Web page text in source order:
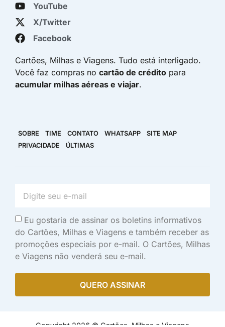
YouTube
X/Twitter
Facebook
Cartões, Milhas e Viagens. Tudo está interligado.
Você faz compras no cartão de crédito para
acumular milhas aéreas e viajar.
SOBRE TIME CONTATO WHATSAPP
SITE MAP
PRIVACIDADE
ÚLTIMAS
Eu gostaria de assinar os boletins informativos
do Cartões, Milhas e Viagens e também receber as
promoções especiais por e-mail. O Cartões, Milhas
e Viagens não venderá seu e-mail.
QUERO ASSINAR
Copyright 2026 © Cartões, Milhas e Viagens